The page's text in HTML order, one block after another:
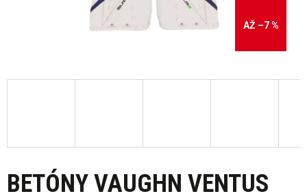
AŽ –7 %
BETÓNY VAUGHN VENTUS